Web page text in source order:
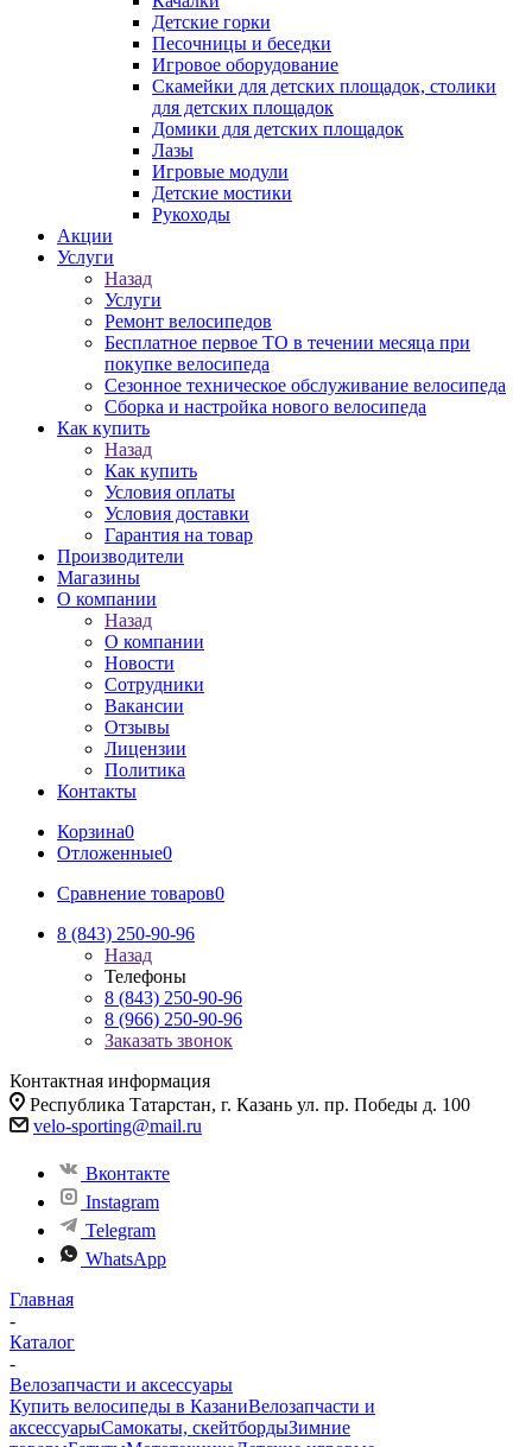
Детские горки
Песочницы и беседки
Игровое оборудование
Скамейки для детских площадок, столики
для детских площадок
Домики для детских площадок
Лазы
Игровые модули
Детские мостики
Рукоходы
Акции
Услуги
Назад
Услуги
Ремонт велосипедов
Бесплатное первое ТО в течении месяца при
покупке велосипеда
Сезонное техническое обслуживание велосипеда
Сборка и настройка нового велосипеда
Как купить
Назад
Как купить
Условия оплаты
Условия доставки
Гарантия на товар
Производители
Магазины
О компании
Назад
О компании
Новости
Сотрудники
Вакансии
Отзывы
Лицензии
Политика
Контакты
Корзина0
Отложенные0
Сравнение товаров0
8 (843) 250-90-96
Назад
Телефоны
8 (843) 250-90-96
8 (966) 250-90-96
Заказать звонок
Контактная информация
Республика Татарстан, г. Казань ул. пр. Победы д. 100
velo-sporting@mail.ru
Вконтакте
Instagram
Telegram
WhatsApp
Главная
-
Каталог
-
Велозапчасти и аксессуары
Купить велосипеды в КазаниВелозапчасти и
аксессуарыСамокаты, скейтбордыЗимние